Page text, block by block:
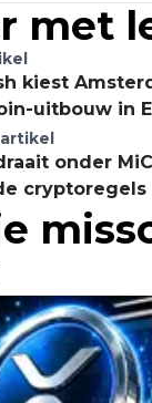
met
kiest
uitbouw in
onder
cryptoregels